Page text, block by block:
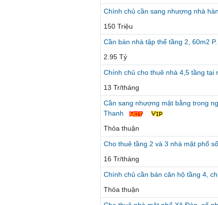
Chính chủ cần sang nhượng nhà
150 Triệu
Cần bán nhà tập thể tầng 2, 60m2
2.95 Tỷ
Chính chủ cho thuê nhà 4,5 tầng
13 Tr/tháng
Cần sang nhượng mặt bằng trong
Thanh
Thỏa thuận
Cho thuê tầng 2 và 3 nhà mặt phố
16 Tr/tháng
Chính chủ cần bán căn hộ tầng 4,
Thỏa thuận